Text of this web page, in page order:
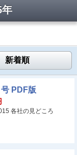
新着順
PDF版
各社の見どころ